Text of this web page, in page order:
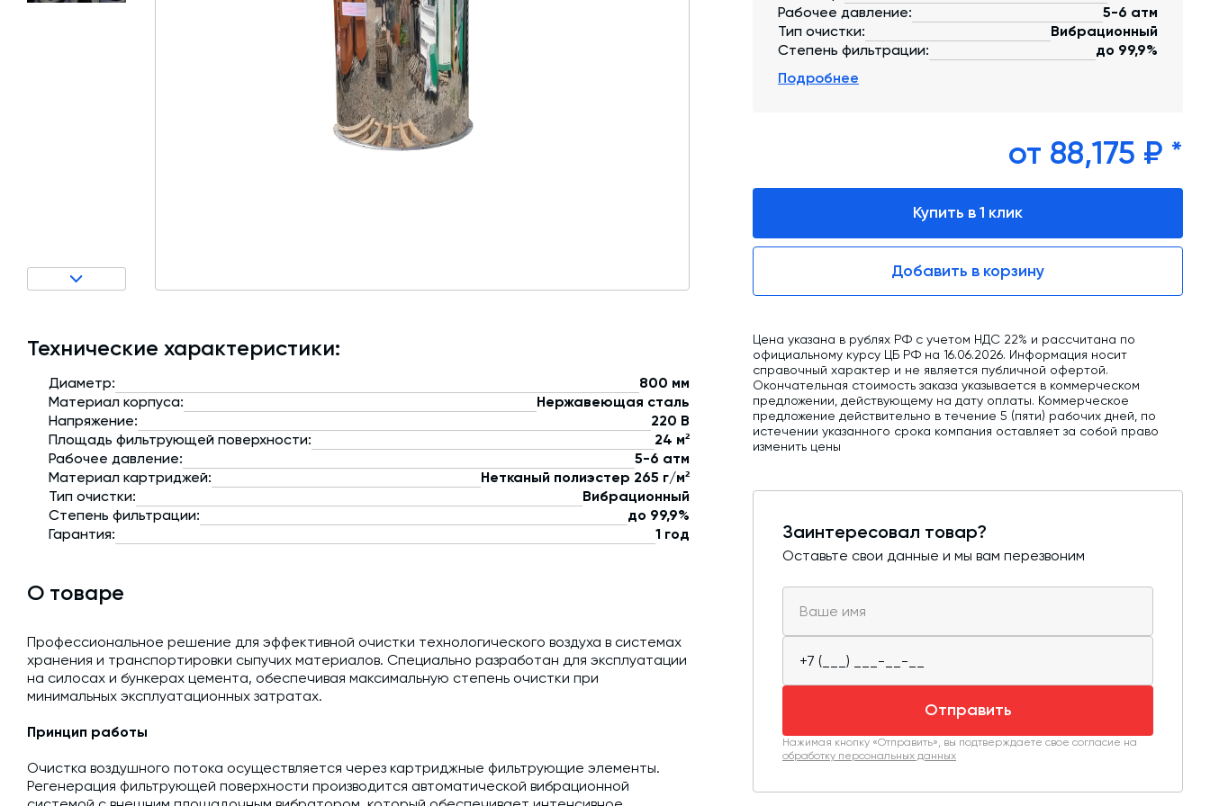
Промышленные фильтры и комплектующие
Оборудование для производства ЖБИ
Телескопические загрузчики
Промышленные вибраторы
Автоматизированные системы управления
(АСУ ТП) любой сложности
Экспертиза промышленной безопасности
Технический аудит бетонных заводов и
Проектирование технологических
Технические характеристики:
Диаметр:
800 мм
Материал корпуса:
Нержавеющая сталь
Напряжение:
220 В
Площадь фильтрующей поверхности:
24 м²
Рабочее давление:
5-6 атм
Материал картриджей:
Нетканый полиэстер 265 г/м²
Тип очистки:
Вибрационный
Степень фильтрации:
до 99,9%
Гарантия:
1 год
О товаре
Профессиональное решение для эффективной очистки технологического воздуха в системах
хранения и транспортировки сыпучих материалов. Специально разработан для эксплуатации
на силосах и бункерах цемента, обеспечивая максимальную степень очистки при
минимальных эксплуатационных затратах.
Принцип работы
Очистка воздушного потока осуществляется через картриджные фильтрующие элементы.
Регенерация фильтрующей поверхности производится автоматической вибрационной
Рабочее давление:
5-6 атм
Тип очистки:
Вибрационный
Степень фильтрации:
до 99,9%
Подробнее
от 88,175 ₽ *
Купить в 1 клик
Добавить в корзину
Цена указана в рублях РФ с учетом НДС 22% и рассчитана по
официальному курсу ЦБ РФ на 16.06.2026. Информация носит
справочный характер и не является публичной офертой.
Окончательная стоимость заказа указывается в коммерческом
предложении, действующему на дату оплаты. Коммерческое
предложение действительно в течение 5 (пяти) рабочих дней, по
истечении указанного срока компания оставляет за собой право
изменить цены
Заинтересовал товар?
Оставьте свои данные и мы вам перезвоним
Отправить
Нажимая кнопку «Отправить», вы подтверждаете свое согласие на
обработку персональных данных